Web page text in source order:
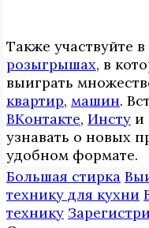
Также участвуйте
розыгрышах, в
выиграть
квартир, машин.
ВКонтакте, Инcтy и
узнавать о новых
удобном формате.
Большая стирка
технику для кухни
технику